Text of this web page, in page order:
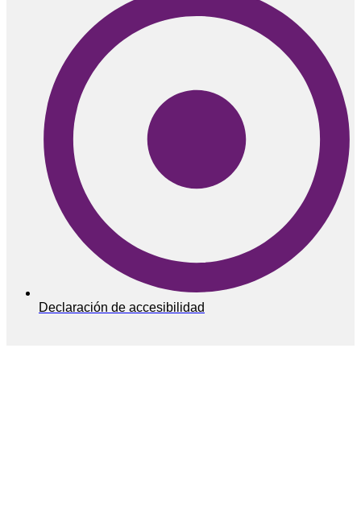
Declaración de accesibilidad